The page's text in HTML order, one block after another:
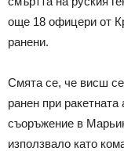
още 18 офицери от
ранени.
Смята се, че висш
ранен при
съоръжение в
използвало като